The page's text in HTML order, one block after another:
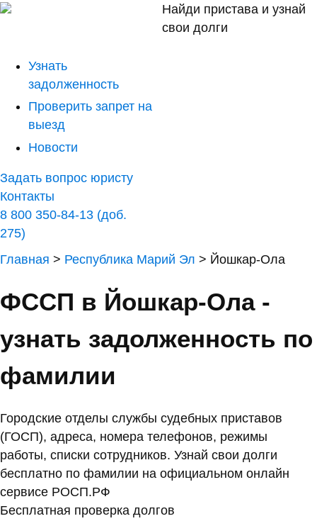
Найди пристава и узнай
свои долги
Узнать
задолженность
Проверить запрет на
выезд
Новости
Задать вопрос юристу
Контакты
8 800 350-84-13 (доб.
275)
Главная > Республика Марий Эл > Йошкар-Ола
ФССП в Йошкар-Ола -
узнать задолженность по
фамилии
Городские отделы службы судебных приставов
(ГОСП), адреса, номера телефонов, режимы
работы, списки сотрудников. Узнай свои долги
бесплатно по фамилии на официальном онлайн
сервисе РОСП.РФ
Бесплатная проверка долгов